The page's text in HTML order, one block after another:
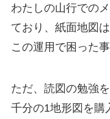
わたしの山行での
ており、紙面地図
この運用で困った
ただ、読図の勉強
千分の1地形図を購